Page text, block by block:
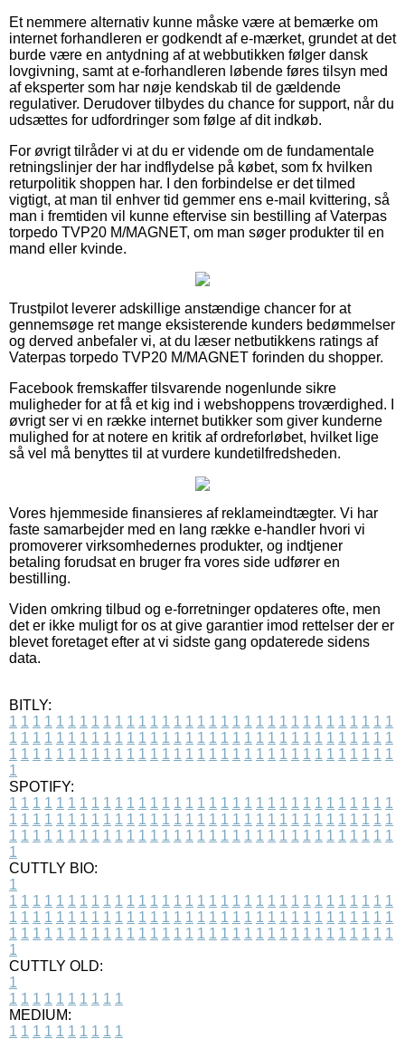
Et nemmere alternativ kunne måske være at bemærke om
internet forhandleren er godkendt af e-mærket, grundet at det
burde være en antydning af at webbutikken følger dansk
lovgivning, samt at e-forhandleren løbende føres tilsyn med
af eksperter som har nøje kendskab til de gældende
regulativer. Derudover tilbydes du chance for support, når du
udsættes for udfordringer som følge af dit indkøb.
For øvrigt tilråder vi at du er vidende om de fundamentale
retningslinjer der har indflydelse på købet, som fx hvilken
returpolitik shoppen har. I den forbindelse er det tilmed
vigtigt, at man til enhver tid gemmer ens e-mail kvittering, så
man i fremtiden vil kunne eftervise sin bestilling af Vaterpas
torpedo TVP20 M/MAGNET, om man søger produkter til en
mand eller kvinde.
Trustpilot leverer adskillige anstændige chancer for at
gennemsøge ret mange eksisterende kunders bedømmelser
og derved anbefaler vi, at du læser netbutikkens ratings af
Vaterpas torpedo TVP20 M/MAGNET forinden du shopper.
Facebook fremskaffer tilsvarende nogenlunde sikre
muligheder for at få et kig ind i webshoppens troværdighed. I
øvrigt ser vi en række internet butikker som giver kunderne
mulighed for at notere en kritik af ordreforløbet, hvilket lige
så vel må benyttes til at vurdere kundetilfredsheden.
Vores hjemmeside finansieres af reklameindtægter. Vi har
faste samarbejder med en lang række e-handler hvori vi
promoverer virksomhedernes produkter, og indtjener
betaling forudsat en bruger fra vores side udfører en
bestilling.
Viden omkring tilbud og e-forretninger opdateres ofte, men
det er ikke muligt for os at give garantier imod rettelser der er
blevet foretaget efter at vi sidste gang opdaterede sidens
data.
BITLY:
1 1 1 1 1 1 1 1 1 1 1 1 1 1 1 1 1 1 1 1 1 1 1 1 1 1 1 1 1 1 1 1 1
1 1 1 1 1 1 1 1 1 1 1 1 1 1 1 1 1 1 1 1 1 1 1 1 1 1 1 1 1 1 1 1 1
1 1 1 1 1 1 1 1 1 1 1 1 1 1 1 1 1 1 1 1 1 1 1 1 1 1 1 1 1 1 1 1 1
1
SPOTIFY:
1 1 1 1 1 1 1 1 1 1 1 1 1 1 1 1 1 1 1 1 1 1 1 1 1 1 1 1 1 1 1 1 1
1 1 1 1 1 1 1 1 1 1 1 1 1 1 1 1 1 1 1 1 1 1 1 1 1 1 1 1 1 1 1 1 1
1 1 1 1 1 1 1 1 1 1 1 1 1 1 1 1 1 1 1 1 1 1 1 1 1 1 1 1 1 1 1 1 1
1
CUTTLY BIO:
1
1 1 1 1 1 1 1 1 1 1 1 1 1 1 1 1 1 1 1 1 1 1 1 1 1 1 1 1 1 1 1 1 1
1 1 1 1 1 1 1 1 1 1 1 1 1 1 1 1 1 1 1 1 1 1 1 1 1 1 1 1 1 1 1 1 1
1 1 1 1 1 1 1 1 1 1 1 1 1 1 1 1 1 1 1 1 1 1 1 1 1 1 1 1 1 1 1 1 1
1
CUTTLY OLD:
1
1 1 1 1 1 1 1 1 1 1
MEDIUM:
1 1 1 1 1 1 1 1 1 1